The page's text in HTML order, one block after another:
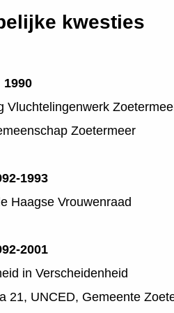
kwesties
1990
Vluchtelingenwerk
Zoetermeer
1993
Haagse Vrouwenraad
2001
in Verscheidenheid
21, UNCED, Gemeente